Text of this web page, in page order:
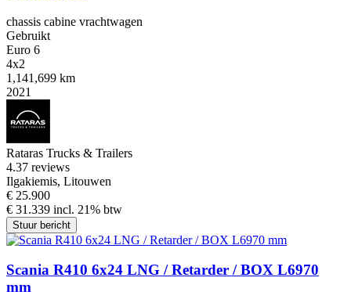
chassis cabine vrachtwagen
Gebruikt
Euro 6
4x2
1,141,699 km
2021
Rataras Trucks & Trailers
4.37 reviews
Ilgakiemis, Litouwen
€ 25.900
€ 31.339 incl. 21% btw
Stuur bericht
Scania R410 6x24 LNG / Retarder / BOX L6970
mm